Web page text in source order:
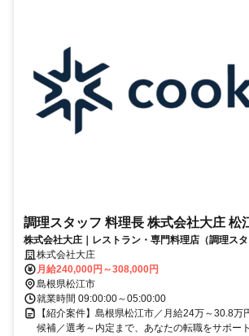
調理スタッフ 料理長 株式会社大庄 松
株式会社大庄｜レストラン・専門料理店（調理スタ
株式会社大庄
月給240,000円～308,000円
島根県松江市
就業時間 09:00:00～05:00:00
【紹介案件】島根県松江市／月給24万～30.8万
候補／選考～内定まで、あなたの転職をサポー